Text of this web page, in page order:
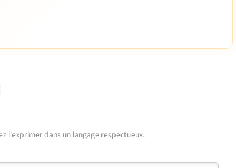
l'exprimer dans un langage respectueux.